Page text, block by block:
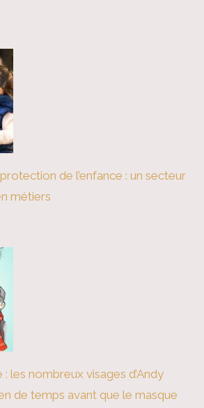
de l’enfance : un secteur
métiers
les nombreux visages d’Andy
de temps avant que le masque